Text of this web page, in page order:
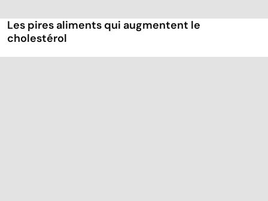
Les pires aliments qui augmentent le
cholestérol